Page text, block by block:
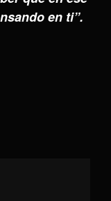
en ti”.